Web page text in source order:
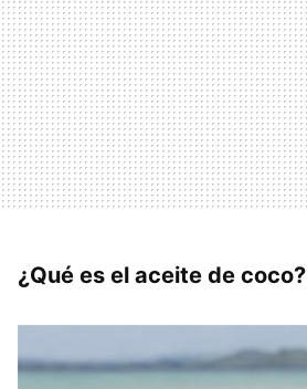
¿Qué es el aceite de coco?